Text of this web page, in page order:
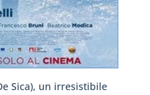
Sica), un irresistibile